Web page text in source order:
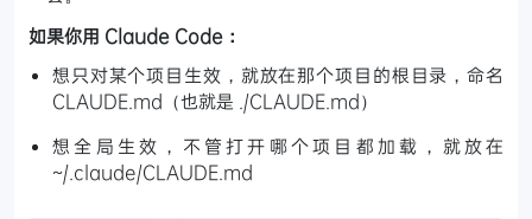
如果你用 Claude Code：
想只对某个项目生效，就放在那个项目的根目录，命名
CLAUDE.md（也就是 ./CLAUDE.md）
想全局生效，不管打开哪个项目都加载，就放在
~/.claude/CLAUDE.md